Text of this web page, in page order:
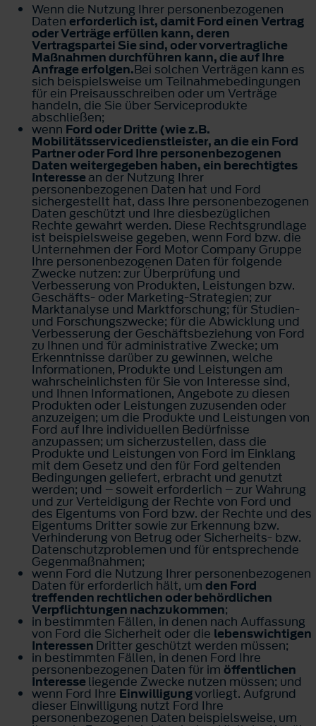
Wenn die Nutzung Ihrer personenbezogenen
Daten erforderlich ist, damit Ford einen Vertrag
oder Verträge erfüllen kann, deren
Vertragspartei Sie sind, oder vorvertragliche
Maßnahmen durchführen kann, die auf Ihre
Anfrage erfolgen.Bei solchen Verträgen kann es
sich beispielsweise um Teilnahmebedingungen
für ein Preisausschreiben oder um Verträge
handeln, die Sie über Serviceprodukte
abschließen;
wenn Ford oder Dritte (wie z.B.
Mobilitätsservicedienstleister, an die ein Ford
Partner oder Ford Ihre personenbezogenen
Daten weitergegeben haben, ein berechtigtes
Interesse an der Nutzung Ihrer
personenbezogenen Daten hat und Ford
sichergestellt hat, dass Ihre personenbezogenen
Daten geschützt und Ihre diesbezüglichen
Rechte gewahrt werden. Diese Rechtsgrundlage
ist beispielsweise gegeben, wenn Ford bzw. die
Unternehmen der Ford Motor Company Gruppe
Ihre personenbezogenen Daten für folgende
Zwecke nutzen: zur Überprüfung und
Verbesserung von Produkten, Leistungen bzw.
Geschäfts- oder Marketing-Strategien; zur
Marktanalyse und Marktforschung; für Studien-
und Forschungszwecke; für die Abwicklung und
Verbesserung der Geschäftsbeziehung von Ford
zu Ihnen und für administrative Zwecke; um
Erkenntnisse darüber zu gewinnen, welche
Informationen, Produkte und Leistungen am
wahrscheinlichsten für Sie von Interesse sind,
und Ihnen Informationen, Angebote zu diesen
Produkten oder Leistungen zuzusenden oder
anzuzeigen; um die Produkte und Leistungen von
Ford auf Ihre individuellen Bedürfnisse
anzupassen; um sicherzustellen, dass die
Produkte und Leistungen von Ford im Einklang
mit dem Gesetz und den für Ford geltenden
Bedingungen geliefert, erbracht und genutzt
werden; und – soweit erforderlich – zur Wahrung
und zur Verteidigung der Rechte von Ford und
des Eigentums von Ford bzw. der Rechte und des
Eigentums Dritter sowie zur Erkennung bzw.
Verhinderung von Betrug oder Sicherheits- bzw.
Datenschutzproblemen und für entsprechende
Gegenmaßnahmen;
wenn Ford die Nutzung Ihrer personenbezogenen
Daten für erforderlich hält, um den Ford
treffenden rechtlichen oder behördlichen
Verpflichtungen nachzukommen;
in bestimmten Fällen, in denen nach Auffassung
von Ford die Sicherheit oder die lebenswichtigen
Interessen Dritter geschützt werden müssen;
in bestimmten Fällen, in denen Ford Ihre
personenbezogenen Daten für im öffentlichen
Interesse liegende Zwecke nutzen müssen; und
wenn Ford Ihre Einwilligungvorliegt. Aufgrund
dieser Einwilligung nutzt Ford Ihre
personenbezogenen Daten beispielsweise, um